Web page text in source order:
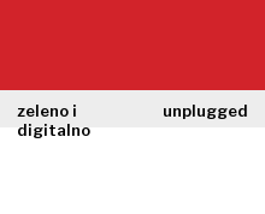
zeleno i
digitalno
unplugged